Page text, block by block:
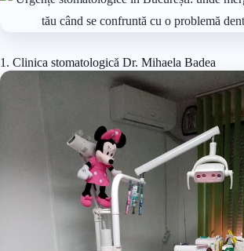
1. Clinica stomatologică Dr. Mihaela Badea